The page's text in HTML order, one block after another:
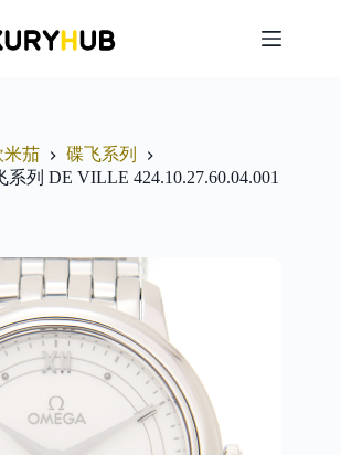
米茄
碟飞系列
列 DE VILLE 424.10.27.60.04.001